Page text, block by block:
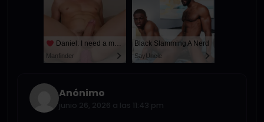
Daniel: I need a man for a spicy night...
Manfinder
Black Slamming A Nerd
SayUncle
Anónimo
junio 26, 2026 a las 11:43 pm